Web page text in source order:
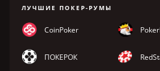
ЛУЧШИЕ ПОКЕР-РУМЫ
CoinPoker
ПОКЕРОК